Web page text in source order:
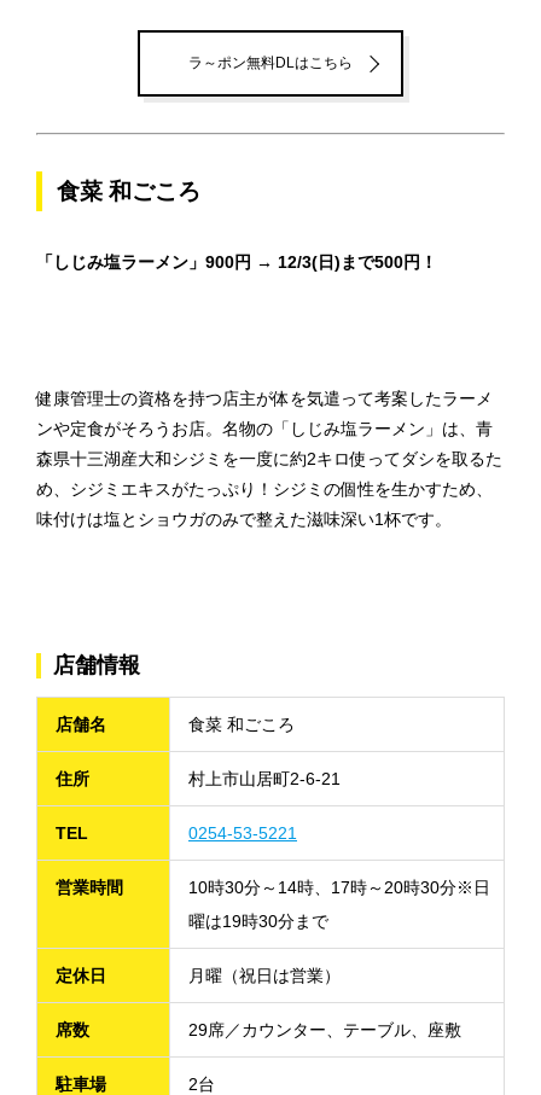
ラ～ポン無料DLはこちら
食菜 和ごころ
「しじみ塩ラーメン」900円 → 12/3(日)まで500円！
健康管理士の資格を持つ店主が体を気遣って考案したラーメ
ンや定食がそろうお店。名物の「しじみ塩ラーメン」は、青
森県十三湖産大和シジミを一度に約2キロ使ってダシを取るた
め、シジミエキスがたっぷり！シジミの個性を生かすため、
味付けは塩とショウガのみで整えた滋味深い1杯です。
店舗情報
店舗名 食菜 和ごころ
住所 村上市山居町2-6-21
TEL 0254-53-5221
営業時間
10時30分～14時、17時～20時30分※日
曜は19時30分まで
定休日 月曜（祝日は営業）
席数 29席／カウンター、テーブル、座敷
駐車場 2台